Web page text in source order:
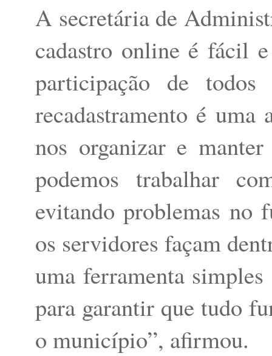
A secretária de
cadastro online é fácil
participação de todos
recadastramento é uma
nos organizar e
podemos trabalhar
evitando problemas no
os servidores façam
uma ferramenta
para garantir que tudo
o município”, afirmou.